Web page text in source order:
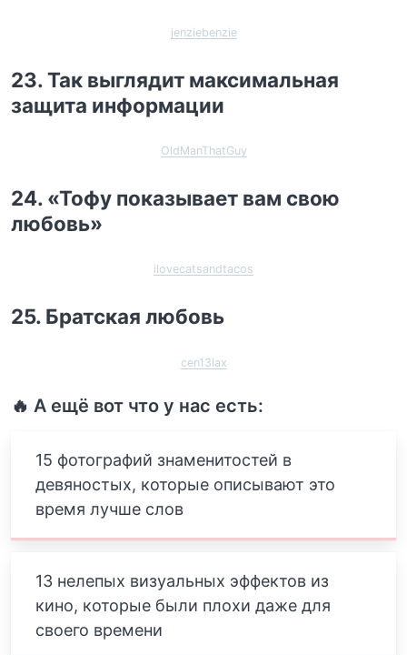
jenziebenzie
23. Так выглядит максимальная
защита информации
OldManThatGuy
24. «Тофу показывает вам свою
любовь»
ilovecatsandtacos
25. Братская любовь
cen13lax
🔥 А ещё вот что у нас есть:
15 фотографий знаменитостей в
девяностых, которые описывают это
время лучше слов
13 нелепых визуальных эффектов из
кино, которые были плохи даже для
своего времени